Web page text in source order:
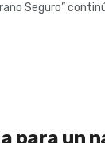
Seguro”
para un